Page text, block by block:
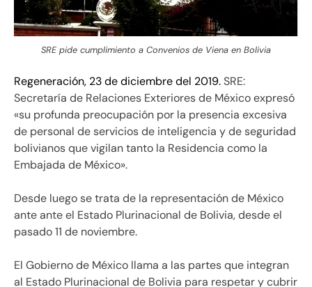
SRE pide cumplimiento a Convenios de Viena en Bolivia
Regeneración, 23 de diciembre del 2019.SRE:
Secretaría de Relaciones Exteriores de México expresó
«su profunda preocupación por la presencia excesiva
de personal de servicios de inteligencia y de seguridad
bolivianos que vigilan tanto la Residencia como la
Embajada de México».
Desde luego se trata de la representación de México
ante ante el Estado Plurinacional de Bolivia, desde el
pasado 11 de noviembre.
El Gobierno de México llama a las partes que integran
al Estado Plurinacional de Bolivia para respetar y cubrir